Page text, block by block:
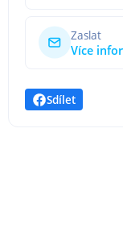
Zaslat
Více
Sdílet